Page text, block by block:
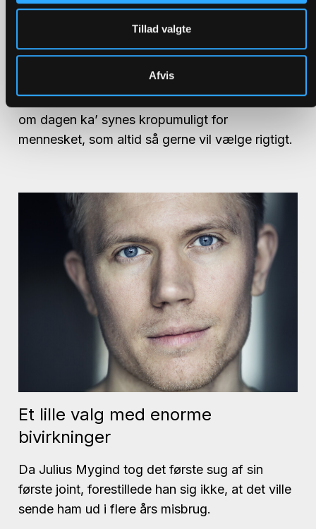
Tillad valgte
Afvis
Den hurtigste vej eller den
Der er frit valg på alle hylder. Men tusinde valg
om dagen ka’ synes kropumuligt for
mennesket, som altid så gerne vil vælge rigtigt.
Et lille valg med enorme
bivirkninger
Da Julius Mygind tog det første sug af sin
første joint, forestillede han sig ikke, at det ville
sende ham ud i flere års misbrug.